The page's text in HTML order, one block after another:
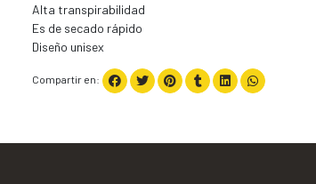
Alta transpirabilidad
Es de secado rápido
Diseño unisex
Compartir en: